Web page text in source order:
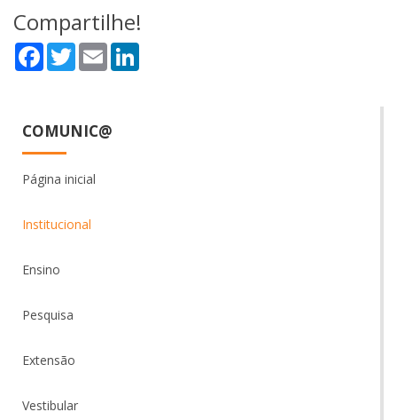
Compartilhe!
Facebook
TwitterEmail
COMUNIC@
Página inicial
Institucional
Ensino
Pesquisa
Extensão
Vestibular